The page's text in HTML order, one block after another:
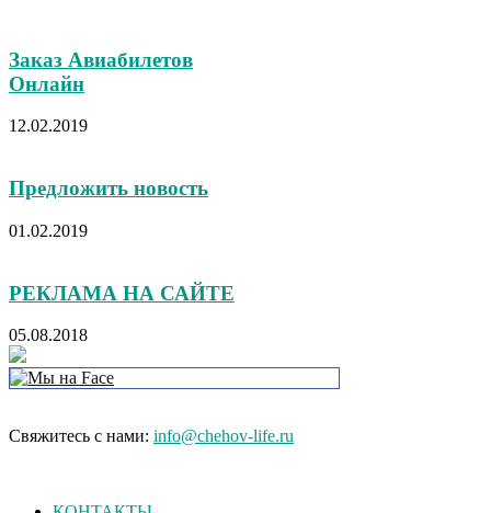
Заказ Авиабилетов
Онлайн
12.02.2019
Предложить новость
01.02.2019
РЕКЛАМА НА САЙТЕ
05.08.2018
Свяжитесь с нами: info@chehov-life.ru